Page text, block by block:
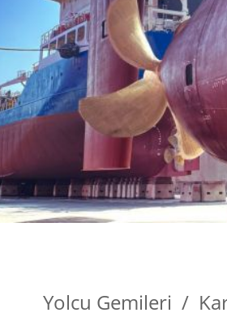
Yolcu Gemileri /